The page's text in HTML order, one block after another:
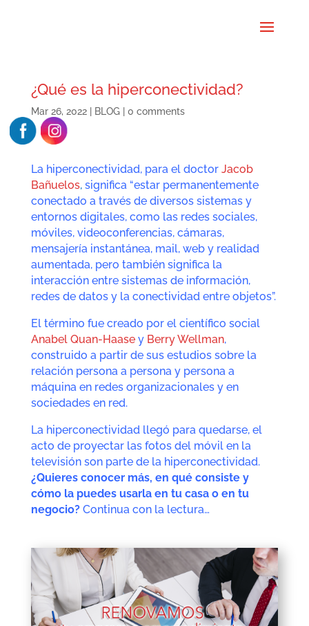
¿Qué es la hiperconectividad?
Mar 26, 2022| BLOG| 0 comments
La hiperconectividad, para el doctor Jacob
Bañuelos, significa “estar permanentemente
conectado a través de diversos sistemas y
entornos digitales, como las redes sociales,
móviles, videoconferencias, cámaras,
mensajería instantánea, mail, web y realidad
aumentada, pero también significa la
interacción entre sistemas de información,
redes de datos y la conectividad entre objetos”.
El término fue creado por el científico social
Anabel Quan-Haasey Berry Wellman,
construido a partir de sus estudios sobre la
relación persona a persona y persona a
máquina en redes organizacionales y en
sociedades en red.
La hiperconectividad llegó para quedarse, el
acto de proyectar las fotos del móvil en la
televisión son parte de la hiperconectividad.
¿Quieres conocer más, en qué consiste y
cómo la puedes usarla en tu casa o en tu
negocio? Continua con la lectura…